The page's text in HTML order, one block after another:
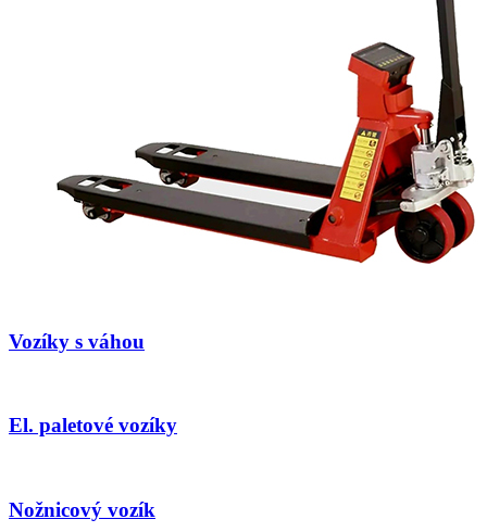
Vozíky s váhou
El. paletové vozíky
Nožnicový vozík